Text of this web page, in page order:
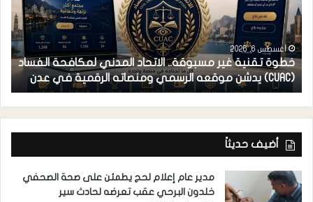
أغسطس 6, 2026
خطوة تقنية غير مسبوقة.. الاتحاد المدني لمكافحة الفساد
(CUAC) يدشن موقعه الرسمي ومنصاته الرقمية في عدن
أضيف حديثاً
مدير عام إعلام لحج يطمئن على صحة الصحفي
خلدون البرحي عقب تعرضه لحادث سير